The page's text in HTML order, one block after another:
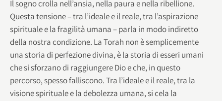
Il sogno crolla nell’ansia, nella paura e nella ribellione.
Questa tensione – tra l’ideale e il reale, tra l’aspirazione
spirituale e la fragilità umana – parla in modo indiretto
della nostra condizione. La Torah non è semplicemente
una storia di perfezione divina, è la storia di esseri umani
che si sforzano di raggiungere Dio e che, in questo
percorso, spesso falliscono. Tra l’ideale e il reale, tra la
visione spirituale e la debolezza umana, si cela la